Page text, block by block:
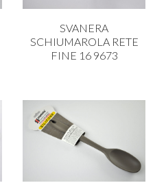
SVANERA
SCHIUMAROLA RETE
FINE 16 9673